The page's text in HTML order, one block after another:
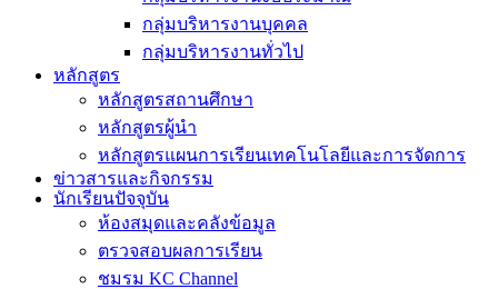
กลุ่มบริหารงานบุคคล
กลุ่มบริหารงานทั่วไป
หลักสูตร
หลักสูตรสถานศึกษา
หลักสูตรผู้นำ
หลักสูตรแผนการเรียนเทคโนโลยีและการจัดการ
ข่าวสารและกิจกรรม
นักเรียนปัจจุบัน
ห้องสมุดและคลังข้อมูล
ตรวจสอบผลการเรียน
ชมรม KC Channel